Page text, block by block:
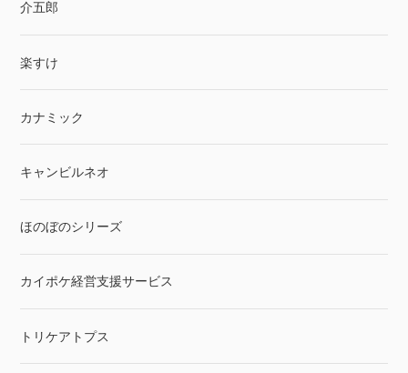
介五郎
楽すけ
カナミック
キャンビルネオ
ほのぼのシリーズ
カイポケ経営支援サービス
トリケアトプス